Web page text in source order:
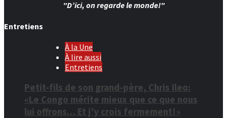
"D’ici, on regarde le monde!"
Entretiens
À la Une
À lire aussi
Entretiens
Petit-fils de son grand-père, Chris Ileo:
«Le Congo mérite mieux que ce que nous
lui offrons… Et j’y crois fermement!»